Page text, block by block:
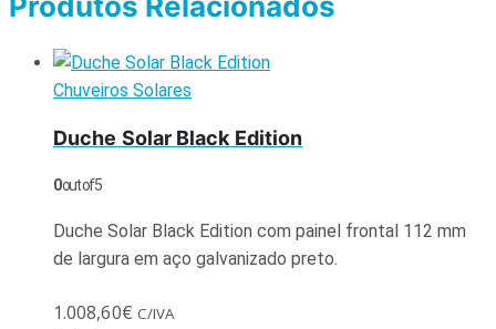
Chuveiros Solares
Duche Solar Black Edition
0out of 5
Duche Solar Black Edition com painel frontal 112 mm
de largura em aço galvanizado preto.
1.008,60€ C/IVA